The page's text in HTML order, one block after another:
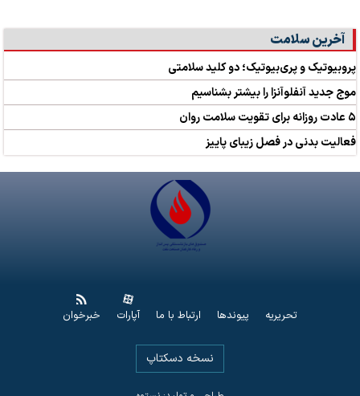
آخرین سلامت
پروبیوتیک و پری‌بیوتیک؛ دو کلید سلامتی
موج جدید آنفلوآنزا را بیشتر بشناسیم
۵ عادت روزانه برای تقویت سلامت روان
فعالیت بدنی در فصل زیبای پاییز
تحریریه پیوندها ارتباط با ما آپارات خبرخوان
نسخه دسکتاپ